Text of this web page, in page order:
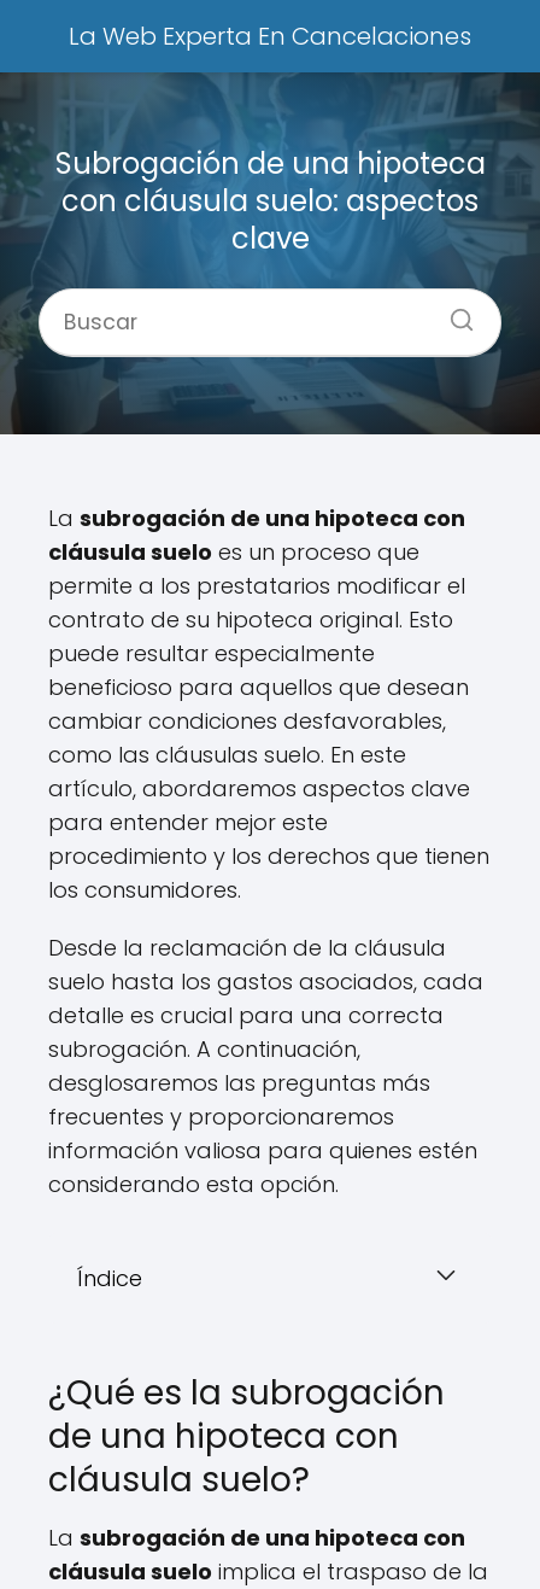
La Web Experta En Cancelaciones
Subrogación de una hipoteca
con cláusula suelo: aspectos
clave
La subrogación de una hipoteca con
cláusula suelo es un proceso que
permite a los prestatarios modificar el
contrato de su hipoteca original. Esto
puede resultar especialmente
beneficioso para aquellos que desean
cambiar condiciones desfavorables,
como las cláusulas suelo. En este
artículo, abordaremos aspectos clave
para entender mejor este
procedimiento y los derechos que tienen
los consumidores.
Desde la reclamación de la cláusula
suelo hasta los gastos asociados, cada
detalle es crucial para una correcta
subrogación. A continuación,
desglosaremos las preguntas más
frecuentes y proporcionaremos
información valiosa para quienes estén
considerando esta opción.
Índice
¿Qué es la subrogación
de una hipoteca con
cláusula suelo?
La subrogación de una hipoteca con
cláusula suelo implica el traspaso de la